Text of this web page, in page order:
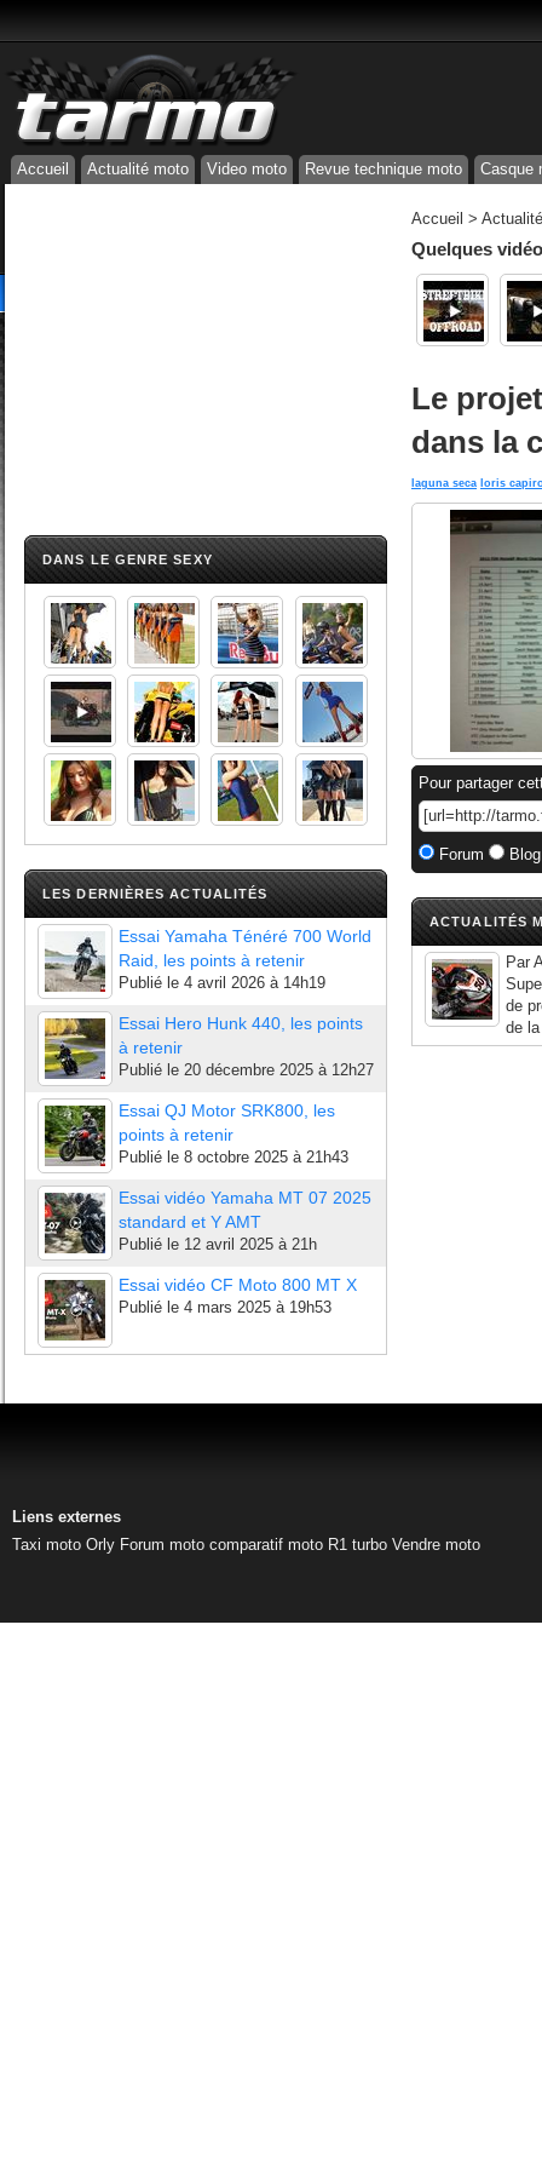
Accueil Actualité moto Video moto Revue technique moto Casque
DANS LE GENRE SEXY
LES DERNIÈRES ACTUALITÉS
Essai Yamaha Ténéré 700 World
Raid, les points à retenir
Publié le 4 avril 2026 à 14h19
Essai Hero Hunk 440, les points
à retenir
Publié le 20 décembre 2025 à 12h27
Essai QJ Motor SRK800, les
points à retenir
Publié le 8 octobre 2025 à 21h43
Essai vidéo Yamaha MT 07 2025
standard et Y AMT
Publié le 12 avril 2025 à 21h
Essai vidéo CF Moto 800 MT X
Publié le 4 mars 2025 à 19h53
Accueil >
Quelques
Le
dans la
laguna seca loris
Pour partager
Forum
ACTUALITÉS
Par
de
de
Liens externes
Taxi moto Orly Forum moto comparatif moto R1 turbo Vendre moto